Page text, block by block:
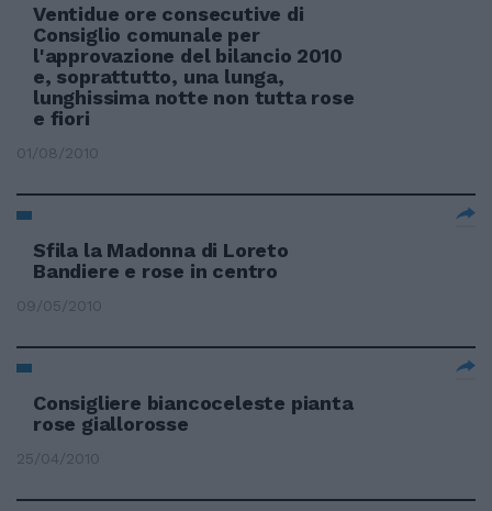
Ventidue ore consecutive di
Consiglio comunale per
l'approvazione del bilancio 2010
e, soprattutto, una lunga,
lunghissima notte non tutta rose
e fiori
01/08/2010
Sfila la Madonna di Loreto
Bandiere e rose in centro
09/05/2010
Consigliere biancoceleste pianta
rose giallorosse
25/04/2010